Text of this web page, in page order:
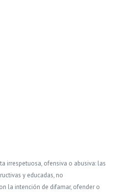
irrespetuosa, ofensiva o abusiva: las
y educadas, no
la intención de difamar, ofender o